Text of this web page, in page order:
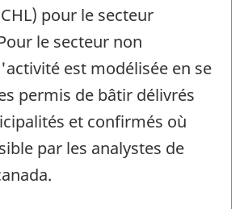
pour le secteur
le secteur non
est modélisée en se
permis de bâtir délivrés
et confirmés où
par les analystes de